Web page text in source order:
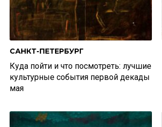
САНКТ-ПЕТЕРБУРГ
Куда пойти и что посмотреть: лучшие
культурные события первой декады
мая